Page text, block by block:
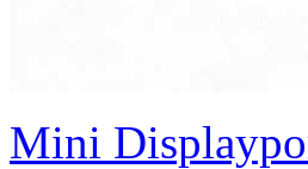
Mini